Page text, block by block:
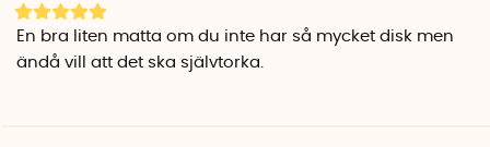
En bra liten matta om du inte har så mycket disk men
ändå vill att det ska självtorka.